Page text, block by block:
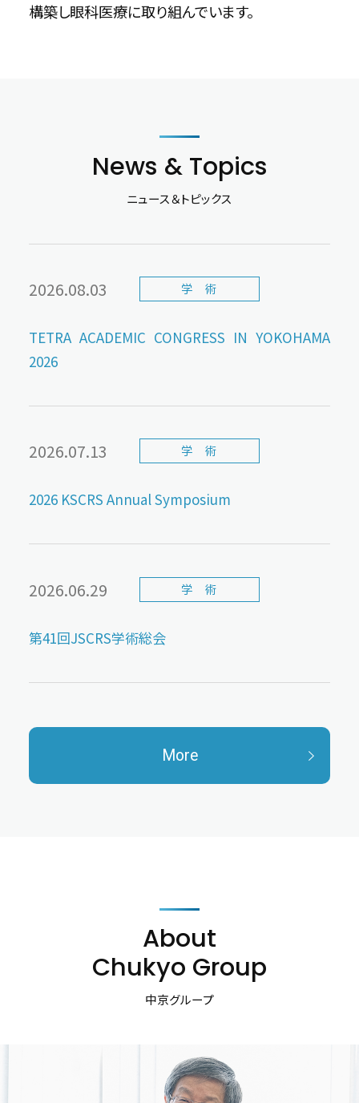
構築し眼科医療に取り組んでいます。
News & Topics
ニュース＆トピックス
2026.08.03 学 術
TETRA ACADEMIC CONGRESS IN YOKOHAMA
2026
2026.07.13 学 術
2026 KSCRS Annual Symposium
2026.06.29 学 術
第41回JSCRS学術総会
More
About
Chukyo Group
中京グループ